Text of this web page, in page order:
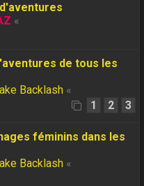
«
de tous les
Backlash «
1 2 3
féminins dans les
Backlash «